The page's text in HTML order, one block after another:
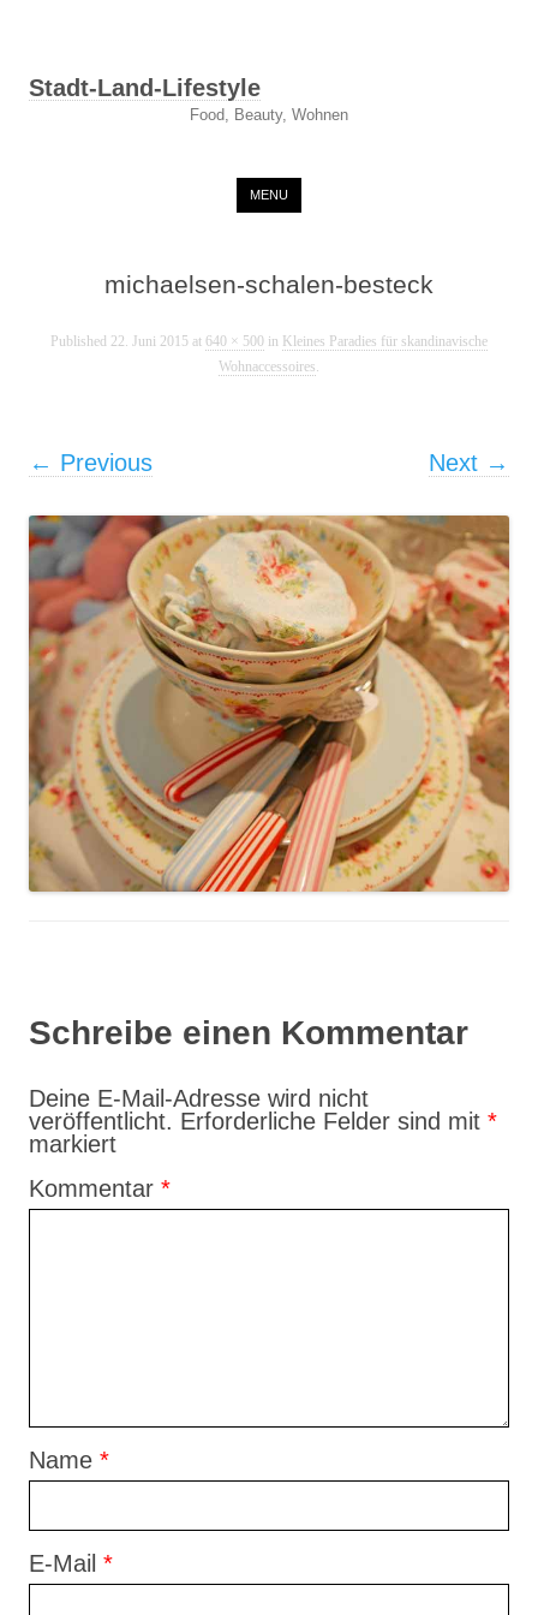
Stadt-Land-Lifestyle
Food, Beauty, Wohnen
MENU
michaelsen-schalen-besteck
Published 22. Juni 2015 at 640 × 500 in Kleines Paradies für skandinavische
Wohnaccessoires.
← Previous Next →
Schreibe einen Kommentar
Deine E-Mail-Adresse wird nicht
veröffentlicht. Erforderliche Felder sind mit *
markiert
Kommentar *
Name *
E-Mail *